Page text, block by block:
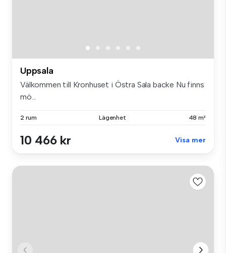
Uppsala
Välkommen till Kronhuset i Östra Sala backe Nu finns
mö...
2 rum Lägenhet 48 m²
10 466 kr Visa mer